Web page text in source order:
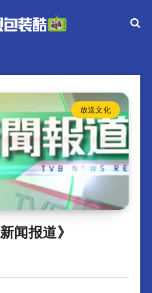
放送文化
闻报道》